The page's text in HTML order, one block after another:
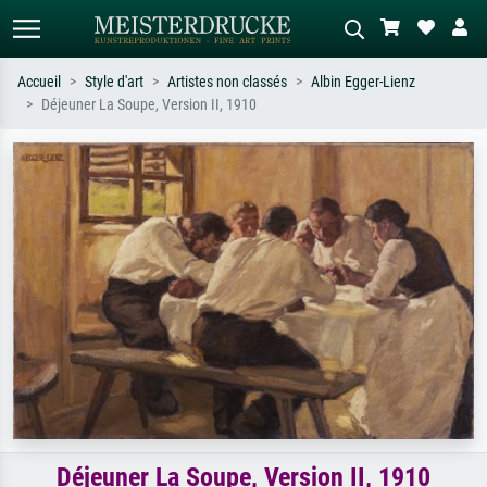
Recherchez par artiste, titre ou style –
ex. Monet, Nuit étoilée,
impressionnisme, vague de Hokusai,
nu.
tableau sombre, nu debout près d'un
arbre.
Accueil Style d'art Artistes non classés
Albin Egger-Lienz
Déjeuner La Soupe, Version II, 1910
Déjeuner La Soupe, Version II, 1910